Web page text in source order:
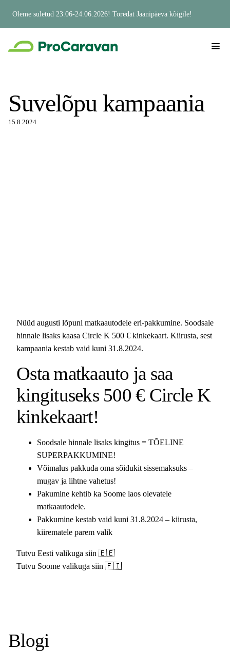
Oleme suletud 23.06-24.06.2026! Toredat Jaanipäeva kõigile!
Suvelõpu kampaania
15.8.2024
Nüüd augusti lõpuni matkaautodele eri-pakkumine. Soodsale
hinnale lisaks kaasa Circle K 500 € kinkekaart. Kiirusta, sest
kampaania kestab vaid kuni 31.8.2024.
Osta matkaauto ja saa
kingituseks 500 € Circle K
kinkekaart!
Soodsale hinnale lisaks kingitus = TÕELINE
SUPERPAKKUMINE!
Võimalus pakkuda oma sõidukit sissemaksuks –
mugav ja lihtne vahetus!
Pakumine kehtib ka Soome laos olevatele
matkaautodele.
Pakkumine kestab vaid kuni 31.8.2024 – kiirusta,
kiirematele parem valik
Tutvu Eesti valikuga siin 🇪🇪
Tutvu Soome valikuga siin 🇫🇮
Blogi